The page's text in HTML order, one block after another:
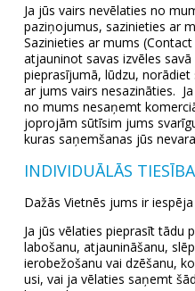
Ja jūs vairs nevēlaties no
paziņojumus, sazinieties ar
Sazinieties ar mums
atjauninot savas izvēles
pieprasījumā, lūdzu,
ar jums vairs nesazināties.
no mums nesaņemt
joprojām sūtīsim jums
kuras saņemšanas jūs
INDIVIDUĀLĀS
Dažās Vietnēs jums ir
Ja jūs vēlaties pieprasīt tādu
labošanu, atjaunināšanu,
ierobežošanu vai dzēšanu,
usi, vai ja vēlaties saņemt